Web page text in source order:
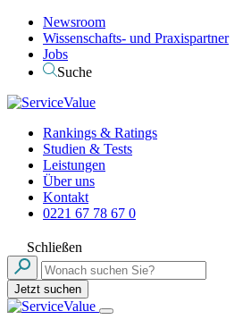
Newsroom
Wissenschafts- und Praxispartner
Jobs
Suche
Rankings & Ratings
Studien & Tests
Leistungen
Über uns
Kontakt
0221 67 78 67 0
Schließen
Jetzt suchen